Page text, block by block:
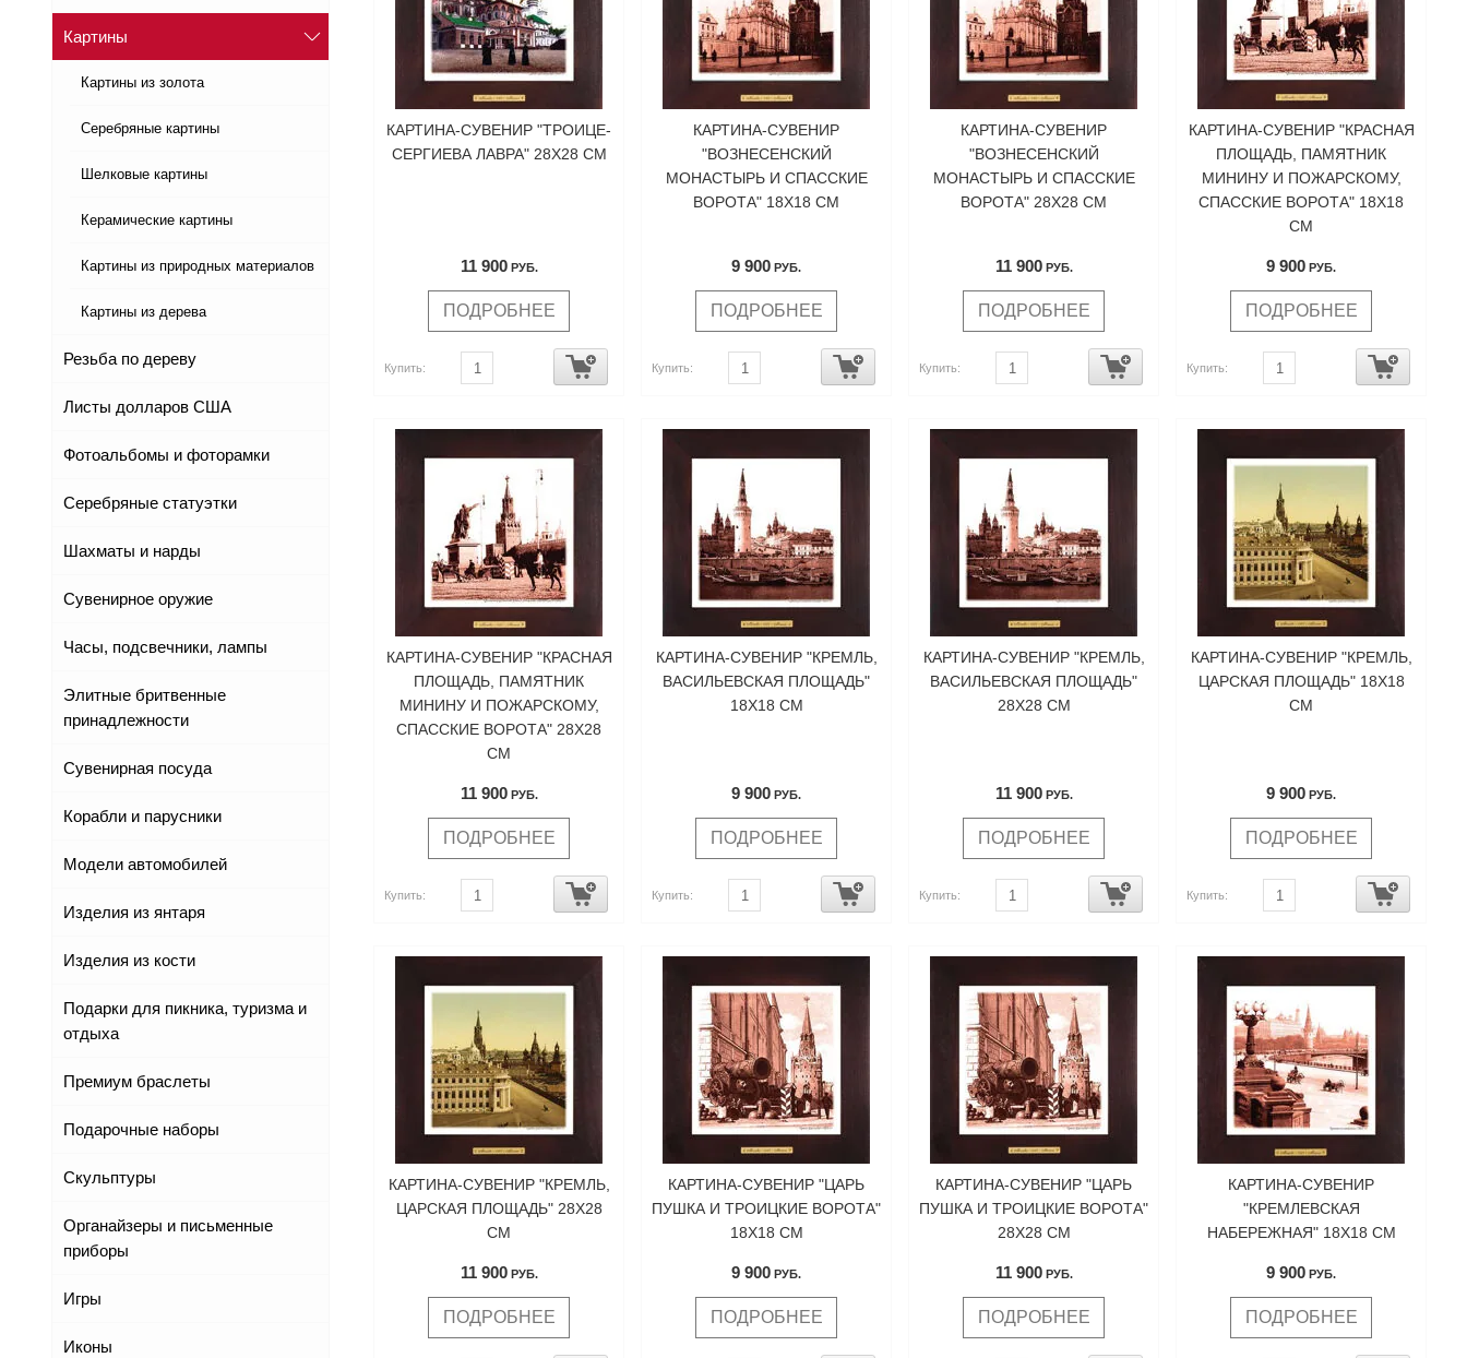
Картины
Картины из золота
Серебряные картины
Шелковые картины
Керамические картины
Картины из природных материалов
Картины из дерева
Резьба по дереву
Листы долларов США
Фотоальбомы и фоторамки
Серебряные статуэтки
Шахматы и нарды
Сувенирное оружие
Часы, подсвечники, лампы
Элитные бритвенные
принадлежности
Сувенирная посуда
Корабли и парусники
Модели автомобилей
Изделия из янтаря
Изделия из кости
Подарки для пикника, туризма и
отдыха
Премиум браслеты
Подарочные наборы
Скульптуры
Органайзеры и письменные
приборы
Игры
Иконы
КАРТИНА-СУВЕНИР "ТРОИЦЕ-
СЕРГИЕВА ЛАВРА" 28Х28 СМ
11 900РУБ.
ПОДРОБНЕЕ
Купить:
КАРТИНА-СУВЕНИР
"ВОЗНЕСЕНСКИЙ
МОНАСТЫРЬ И СПАССКИЕ
ВОРОТА" 18Х18 СМ
9 900 РУБ.
ПОДРОБНЕЕ
Купить:
КАРТИНА-СУВЕНИР
"ВОЗНЕСЕНСКИЙ
МОНАСТЫРЬ И СПАССКИЕ
ВОРОТА" 28Х28 СМ
11 900РУБ.
ПОДРОБНЕЕ
Купить:
КАРТИНА-СУВЕНИР "КРАСНАЯ
ПЛОЩАДЬ, ПАМЯТНИК
МИНИНУ И ПОЖАРСКОМУ,
СПАССКИЕ ВОРОТА" 18Х18
СМ
9 900 РУБ.
ПОДРОБНЕЕ
Купить:
КАРТИНА-СУВЕНИР "КРАСНАЯ
ПЛОЩАДЬ, ПАМЯТНИК
МИНИНУ И ПОЖАРСКОМУ,
СПАССКИЕ ВОРОТА" 28Х28
СМ
11 900РУБ.
ПОДРОБНЕЕ
Купить:
КАРТИНА-СУВЕНИР "КРЕМЛЬ,
ВАСИЛЬЕВСКАЯ ПЛОЩАДЬ"
18Х18 СМ
9 900 РУБ.
ПОДРОБНЕЕ
Купить:
КАРТИНА-СУВЕНИР "КРЕМЛЬ,
ВАСИЛЬЕВСКАЯ ПЛОЩАДЬ"
28Х28 СМ
11 900РУБ.
ПОДРОБНЕЕ
Купить:
КАРТИНА-СУВЕНИР "КРЕМЛЬ,
ЦАРСКАЯ ПЛОЩАДЬ" 18Х18
СМ
9 900 РУБ.
ПОДРОБНЕЕ
Купить:
КАРТИНА-СУВЕНИР "КРЕМЛЬ,
ЦАРСКАЯ ПЛОЩАДЬ" 28Х28
СМ
11 900РУБ.
ПОДРОБНЕЕ
КАРТИНА-СУВЕНИР "ЦАРЬ
ПУШКА И ТРОИЦКИЕ ВОРОТА"
18Х18 СМ
9 900 РУБ.
ПОДРОБНЕЕ
КАРТИНА-СУВЕНИР "ЦАРЬ
ПУШКА И ТРОИЦКИЕ ВОРОТА"
28Х28 СМ
11 900РУБ.
ПОДРОБНЕЕ
КАРТИНА-СУВЕНИР
"КРЕМЛЕВСКАЯ
НАБЕРЕЖНАЯ" 18Х18 СМ
9 900 РУБ.
ПОДРОБНЕЕ